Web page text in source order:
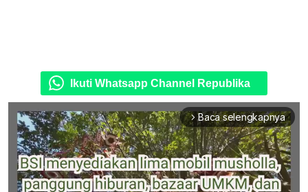
Ikuti Whatsapp Channel Republika
arrow_forward_ios Baca selengkapnya